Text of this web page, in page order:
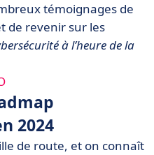
témoignages de
de revenir sur les
à l’heure de la
2024
de route, et on connaît